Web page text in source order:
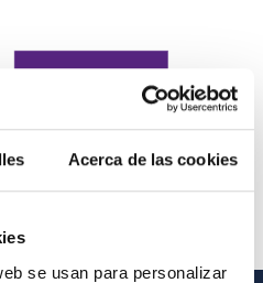
Acerca de las cookies
se usan para personalizar